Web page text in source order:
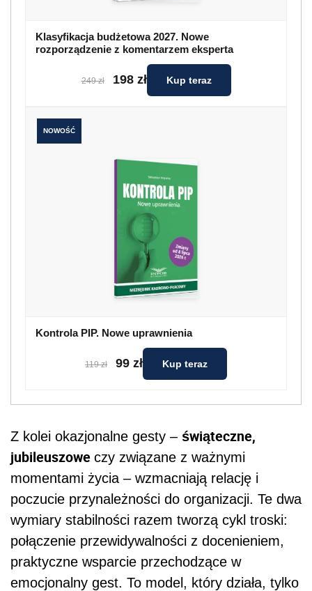
Klasyfikacja budżetowa 2027. Nowe
rozporządzenie z komentarzem eksperta
249 zł 198 zł Kup teraz
NOWOŚĆ
Kontrola PIP. Nowe uprawnienia
119 zł 99 zł Kup teraz
Z kolei okazjonalne gesty – świąteczne,
jubileuszowe czy związane z ważnymi
momentami życia – wzmacniają relację i
poczucie przynależności do organizacji. Te dwa
wymiary stabilności razem tworzą cykl troski:
połączenie przewidywalności z docenieniem,
praktyczne wsparcie przechodzące w
emocjonalny gest. To model, który działa, tylko